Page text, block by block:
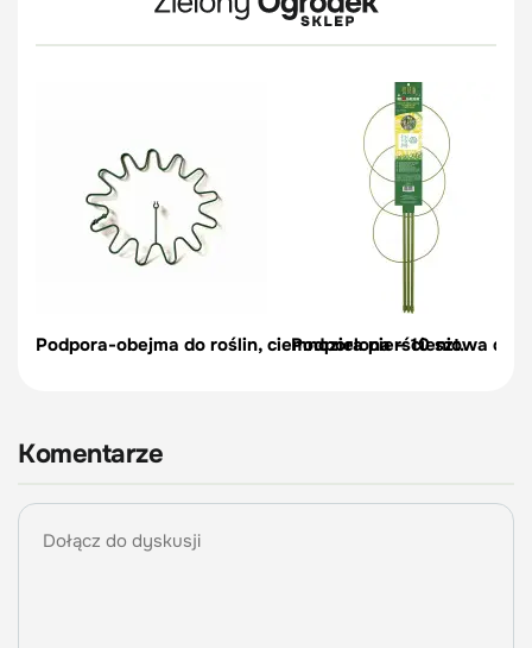
Podpora-obejma do roślin, ciemnozielona – 10 szt.
Podpora pierścieniowa do
Komentarze